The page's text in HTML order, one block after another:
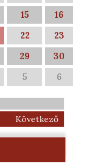
15
16
22
23
29
30
5 6
Következő